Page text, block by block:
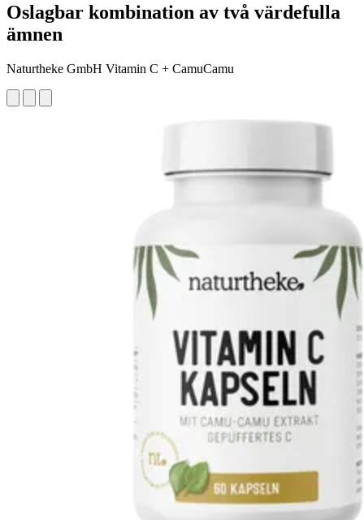
Oslagbar kombination av två värdefulla
ämnen
Naturtheke GmbH Vitamin C + CamuCamu